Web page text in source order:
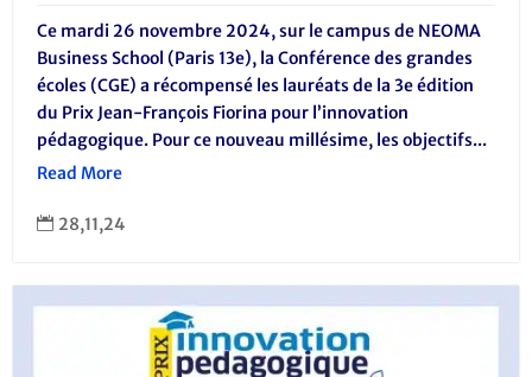
Ce mardi 26 novembre 2024, sur le campus de NEOMA
Business School (Paris 13e), la Conférence des grandes
écoles (CGE) a récompensé les lauréats de la 3e édition
du Prix Jean-François Fiorina pour l’innovation
pédagogique. Pour ce nouveau millésime, les objectifs...
Read More
 28,11,24